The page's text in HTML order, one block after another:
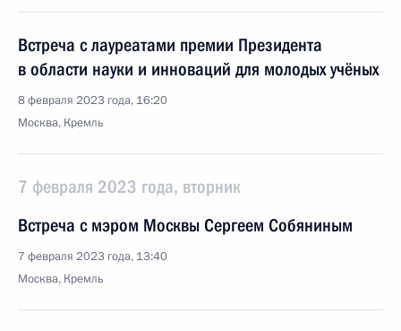
Встреча с лауреатами премии Президента
в области науки и инноваций для молодых учёных
8 февраля 2023 года, 16:20
Москва, Кремль
7 февраля 2023 года, вторник
Встреча с мэром Москвы Сергеем Собяниным
7 февраля 2023 года, 13:40
Москва, Кремль